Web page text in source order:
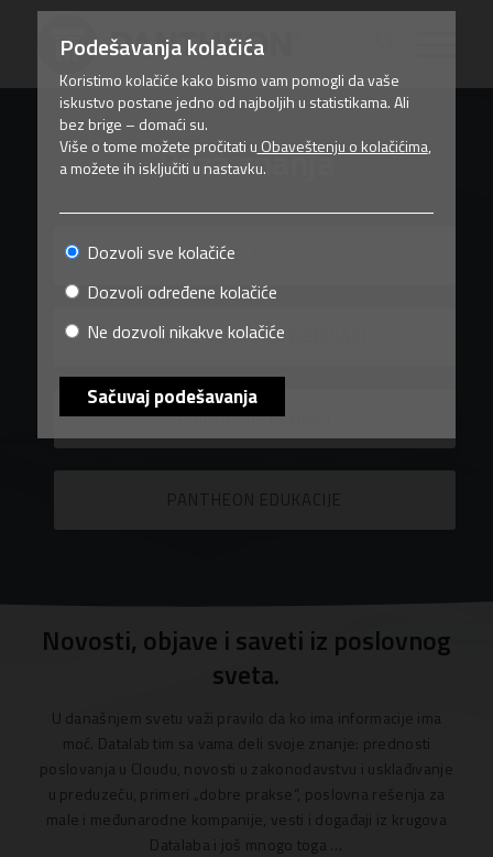
Baza znanja
BLOG
ONLINE SEMINARI/WEBINARI
PRIRUČNICI I VODIČI
Novosti, objave i saveti iz poslovnog
sveta.
U današnjem svetu važi pravilo da ko ima informacije ima
moć. Datalab tim sa vama deli svoje znanje: prednosti
poslovanja u Cloudu, novosti u zakonodavstvu i usklađivanje
u preduzeću, primeri „dobre prakse“, poslovna rešenja za
male i međunarodne kompanije, vesti i događaji iz krugova
Datalaba i još mnogo toga …
Podešavanja kolačića
Koristimo kolačiće kako bismo vam pomogli da vaše
iskustvo postane jedno od najboljih u statistikama. Ali
bez brige – domaći su.
Više o tome možete pročitati u Obaveštenju o kolačićima,
a možete ih isključiti u nastavku.
Dozvoli sve kolačiće
Dozvoli određene kolačiće
Ne dozvoli nikakve kolačiće
Sačuvaj podešavanja